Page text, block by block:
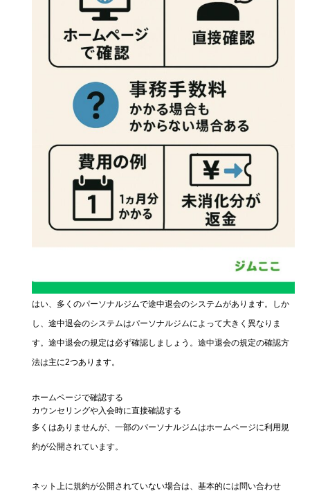
はい、多くのパーソナルジムで途中退会のシステムがあります。しか
し、途中退会のシステムはパーソナルジムによって大きく異なりま
す。途中退会の規定は必ず確認しましょう。途中退会の規定の確認方
法は主に2つあります。
ホームページで確認する
カウンセリングや入会時に直接確認する
多くはありませんが、一部のパーソナルジムはホームページに利用規
約が公開されています。
ネット上に規約が公開されていない場合は、基本的には問い合わせ